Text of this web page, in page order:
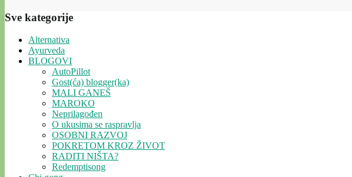
Sve kategorije
Alternativa
Ayurveda
BLOGOVI
AutoPillot
Gost(ća) blogger(ka)
MALI GANEŠ
MAROKO
Neprilagođen
O ukusima se raspravlja
OSOBNI RAZVOJ
POKRETOM KROZ ŽIVOT
RADITI NIŠTA?
Redemptisong